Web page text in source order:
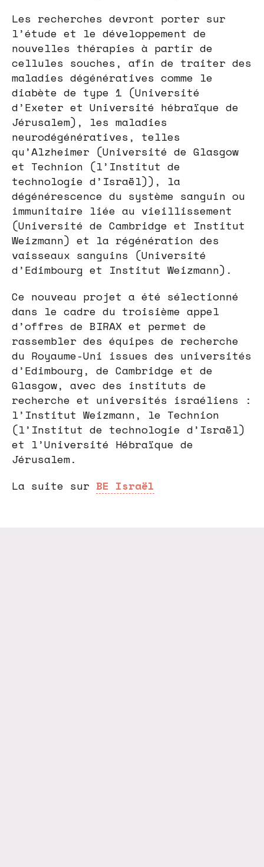
Les recherches devront porter sur
l’étude et le développement de
nouvelles thérapies à partir de
cellules souches, afin de traiter des
maladies dégénératives comme le
diabète de type 1 (Université
d’Exeter et Université hébraïque de
Jérusalem), les maladies
neurodégénératives, telles
qu’Alzheimer (Université de Glasgow
et Technion (l’Institut de
technologie d’Israël)), la
dégénérescence du système sanguin ou
immunitaire liée au vieillissement
(Université de Cambridge et Institut
Weizmann) et la régénération des
vaisseaux sanguins (Université
d’Edimbourg et Institut Weizmann).
Ce nouveau projet a été sélectionné
dans le cadre du troisième appel
d’offres de BIRAX et permet de
rassembler des équipes de recherche
du Royaume-Uni issues des universités
d’Edimbourg, de Cambridge et de
Glasgow, avec des instituts de
recherche et universités israéliens :
l’Institut Weizmann, le Technion
(l’Institut de technologie d’Israël)
et l’Université Hébraïque de
Jérusalem.
La suite sur BE Israël